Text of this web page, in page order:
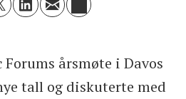
Forums årsmøte i Davos
tall og diskuterte med